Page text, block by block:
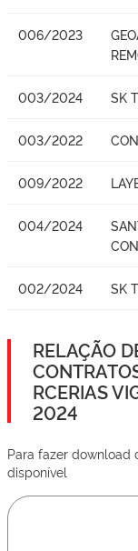
006/2023
003/2024 SK
003/2022
009/2022
004/2024
002/2024 SK
RELAÇÃO
RCERIAS
2024
Para fazer download
disponível